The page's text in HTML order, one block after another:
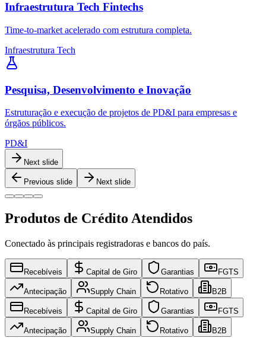
Infraestrutura Tech Fintechs
Time-to-market acelerado com estrutura completa.
Infraestrutura Tech
Pesquisa, Desenvolvimento e Inovação
Estruturação e execução de projetos de PD&I para empresas e
órgãos públicos.
PD&I
Next slide
Previous slide Next slide
Produtos de Crédito Atendidos
Conectado às principais registradoras e bancos do país.
Recebíveis Capital de Giro Garantias FGTS
Antecipação Supply Chain Rotativo B2B
Recebíveis Capital de Giro Garantias FGTS
Antecipação Supply Chain Rotativo B2B